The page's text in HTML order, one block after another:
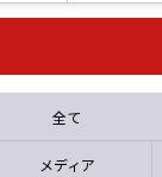
全て
メディア